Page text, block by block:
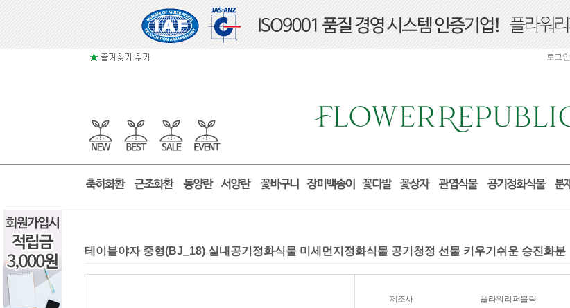
로그인
테이블야자 중형(BJ_18) 실내공기정화식물 미세먼지정화식물 공기청정 선물 키우기쉬운 승진화분
제조사 플라워리퍼블릭